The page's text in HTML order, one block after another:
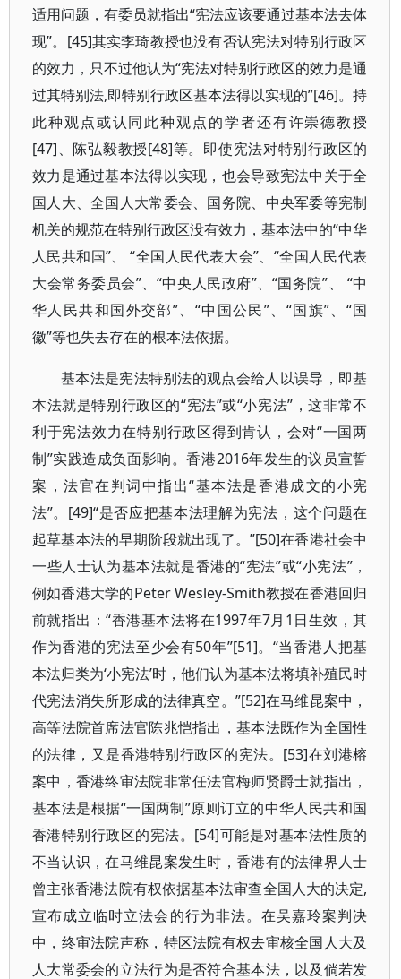
适用问题，有委员就指出“宪法应该要通过基本法去体
现”。[45]其实李琦教授也没有否认宪法对特别行政区
的效力，只不过他认为“宪法对特别行政区的效力是通
过其特别法,即特别行政区基本法得以实现的”[46]。持
此种观点或认同此种观点的学者还有许崇德教授
[47]、陈弘毅教授[48]等。即使宪法对特别行政区的
效力是通过基本法得以实现，也会导致宪法中关于全
国人大、全国人大常委会、国务院、中央军委等宪制
机关的规范在特别行政区没有效力，基本法中的“中华
人民共和国”、 “全国人民代表大会”、“全国人民代表
大会常务委员会”、“中央人民政府”、“国务院”、 “中
华人民共和国外交部”、“中国公民”、“国旗”、“国
徽”等也失去存在的根本法依据。
基本法是宪法特别法的观点会给人以误导，即基
本法就是特别行政区的“宪法”或“小宪法”，这非常不
利于宪法效力在特别行政区得到肯认，会对“一国两
制”实践造成负面影响。香港2016年发生的议员宣誓
案，法官在判词中指出“基本法是香港成文的小宪
法”。[49]“是否应把基本法理解为宪法，这个问题在
起草基本法的早期阶段就出现了。”[50]在香港社会中
一些人士认为基本法就是香港的“宪法”或“小宪法”，
例如香港大学的Peter Wesley-Smith教授在香港回归
前就指出：“香港基本法将在1997年7月1日生效，其
作为香港的宪法至少会有50年”[51]。“当香港人把基
本法归类为‘小宪法’时，他们认为基本法将填补殖民时
代宪法消失所形成的法律真空。”[52]在马维昆案中，
高等法院首席法官陈兆恺指出，基本法既作为全国性
的法律，又是香港特别行政区的宪法。[53]在刘港榕
案中，香港终审法院非常任法官梅师贤爵士就指出，
基本法是根据“一国两制”原则订立的中华人民共和国
香港特别行政区的宪法。[54]可能是对基本法性质的
不当认识，在马维昆案发生时，香港有的法律界人士
曾主张香港法院有权依据基本法审查全国人大的决定,
宣布成立临时立法会的行为非法。在吴嘉玲案判决
中，终审法院声称，特区法院有权去审核全国人大及
人大常委会的立法行为是否符合基本法，以及倘若发